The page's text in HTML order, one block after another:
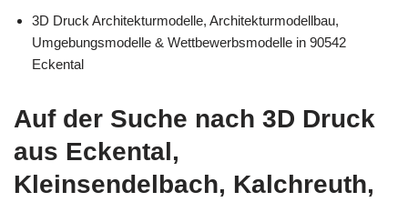
3D Druck Architekturmodelle, Architekturmodellbau,
Umgebungsmodelle & Wettbewerbsmodelle in 90542
Eckental
Auf der Suche nach 3D Druck
aus Eckental,
Kleinsendelbach, Kalchreuth,